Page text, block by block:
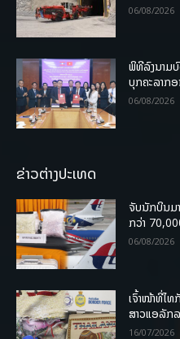
06/08/2026
ພິທີລົງນາມ
ບຸກຄະລາກ
06/08/2026
ຂ່າວຕ່າງປະເທດ
ຈັບນັກບິນມ
ກວ່າ
06/08/2026
ເຈົ້າໜ້າທີ່ໄ
ສາວແອລັກ
16/07/2026